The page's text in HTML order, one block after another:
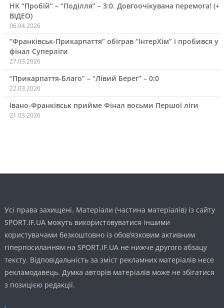
НК “Пробій” – “Поділля” – 3:0. Довгоочікувана перемога! (+
ВІДЕО)
06.04.2026
“Франківськ-Прикарпаття” обіграв “ІнтерХім” і пробився у
фінал Суперліги
27.03.2026
“Прикарпаття-Благо” – “Лівий Берег” – 0:0
22.03.2026
Івано-Франківськ прийме Фінал восьми Першої ліги
21.03.2026
Усі права захищені. Матеріали (частина матеріалів) із сайту
SPORT.IF.UA можуть використовуватися іншими
користувачами безкоштовно із обов’язковим активним
гіперпосиланням на SPORT.IF.UA не нижче другого абзацу
тексту. Відповідальність за зміст рекламних матеріалів несе
рекламодавець. Думка авторів матеріалів може не збігатися
з позицією редакції.